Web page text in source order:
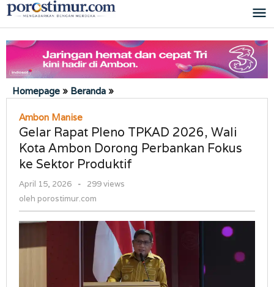
Lewati
ke
Homepage » Beranda »Gelar
TPKAD
2026,
Wali
Kota
Ambon
Perbankan
Fokus
ke
Sektor
Produktif
Ambon Manise
Gelar Rapat Pleno TPKAD 2026, Wali
Kota Ambon Dorong Perbankan Fokus
ke Sektor Produktif
April 15, 2026
oleh
-
299 views
oleh porostimur.com